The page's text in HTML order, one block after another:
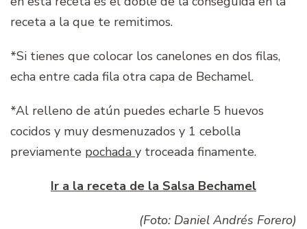
receta a la que te remitimos.
*Si tienes que colocar los canelones en dos filas,
echa entre cada fila otra capa de Bechamel.
*Al relleno de atún puedes echarle 5 huevos
cocidos y muy desmenuzados y 1 cebolla
previamente pochada y troceada finamente.
Ir a la receta de la Salsa Bechamel
(Foto: Daniel Andrés Forero)